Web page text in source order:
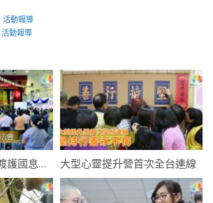
活動報導
活動報導
台中第11屆中元普渡護國息災超薦祈福大法會 大型心靈提升營首次全台連線